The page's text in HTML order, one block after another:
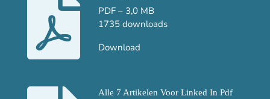
PDF – 3,0 MB
1735 downloads
Download
Alle 7 Artikelen Voor Linked In Pdf